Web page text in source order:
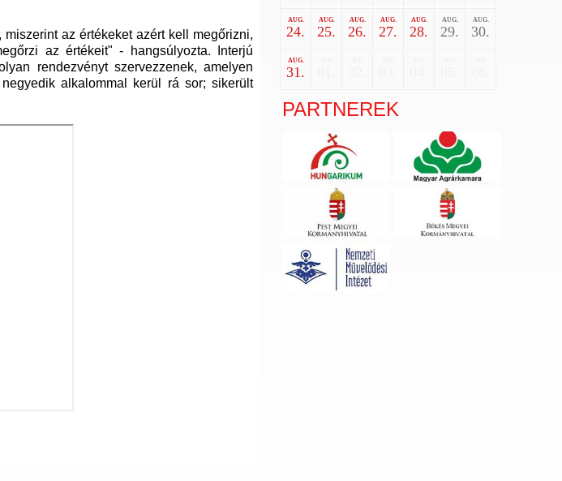
az értékeket azért kell megőrizni,
az értékeit" - hangsúlyozta. Interjú
rendezvényt szervezzenek, amelyen
alkalommal kerül rá sor; sikerült
AUG.
24.
AUG.
25.
AUG.
26.
AUG.
27.
AUG.
28.
AUG.
29.
AUG.
30.
AUG.
31.
PARTNEREK